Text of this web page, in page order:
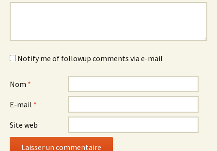
Notify me of followup comments via e-mail
Nom *
E-mail *
Site web